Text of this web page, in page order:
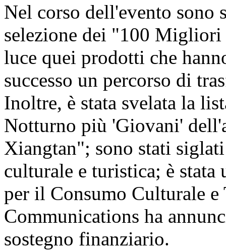
Nel corso dell'evento
selezione dei "100
luce quei prodotti che
successo un percorso di
Inoltre, è stata svelata la
Notturno più 'Giovani'
Xiangtan"; sono stati
culturale e turistica; è
per il Consumo Culturale
Communications ha
sostegno finanziario.